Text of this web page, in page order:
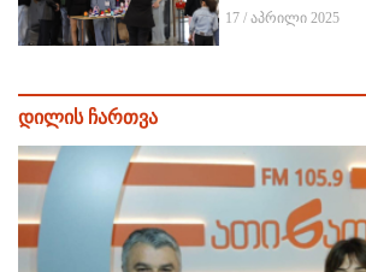
17 / აპრილი 2025
დილის ჩართვა